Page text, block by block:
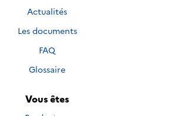
Actualités
Les documents
FAQ
Glossaire
Vous êtes